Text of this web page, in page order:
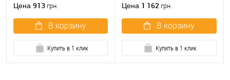
Цена 913 грн.
В корзину
Купить в 1 клик
Цена 1 162 грн.
В корзину
Купить в 1 клик